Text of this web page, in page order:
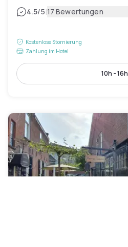
4.5/5|17 Bewertungen
Kostenlose Stornierung
Zahlung im Hotel
10h - 16h